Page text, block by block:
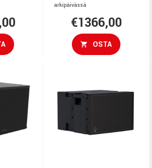
arkipäivässä
€1366,00
OSTA